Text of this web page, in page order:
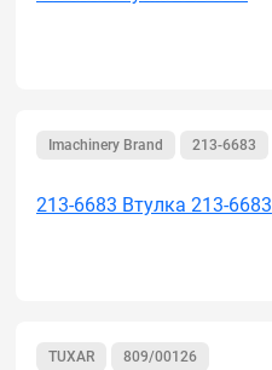
Imachinery Brand 213-6683
213-6683 Втулка 213-6683
TUXAR 809/00126